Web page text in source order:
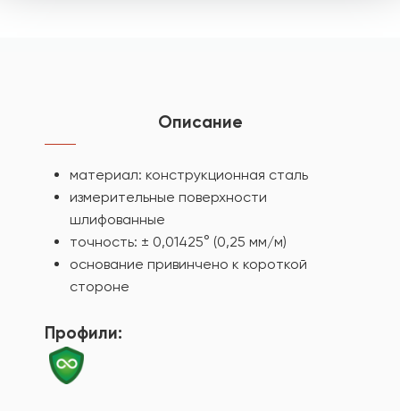
Описание
материал: конструкционная сталь
измерительные поверхности
шлифованные
точность: ± 0,01425° (0,25 мм/м)
основание привинчено к короткой
стороне
Профили: